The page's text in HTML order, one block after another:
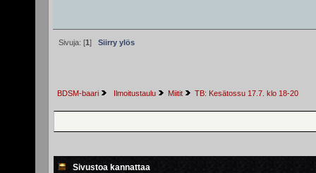
Sivuja: [1] Siirry ylös
BDSM-baari Ilmoitustaulu Miitit TB: Kesätossu 17.7. klo 18-20
Sivustoa kannattaa